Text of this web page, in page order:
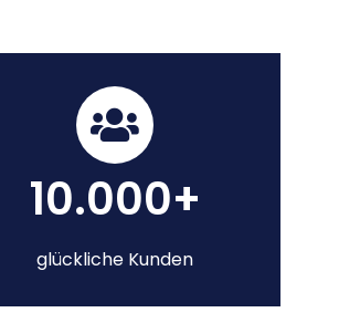
10.000+
glückliche Kunden